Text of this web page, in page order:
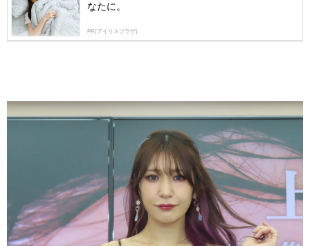
なたに。
PR(アイリスプラザ)